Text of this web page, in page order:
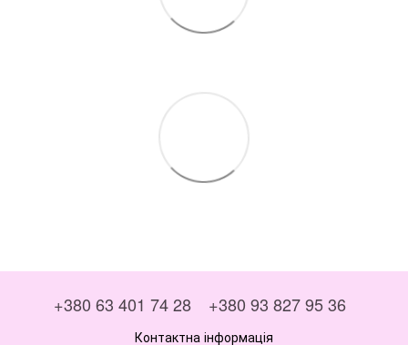
+380 63 401 74 28 +380 93 827 95 36
Контактна інформація